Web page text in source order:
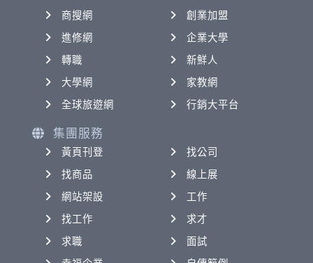
商搜網
創業加盟
進修網
企業大學
轉職
新鮮人
大學網
家教網
全球旅遊網
行銷大平台
集團服務
黃頁刊登
找公司
找商品
線上展
網站架設
工作
找工作
求才
求職
面試